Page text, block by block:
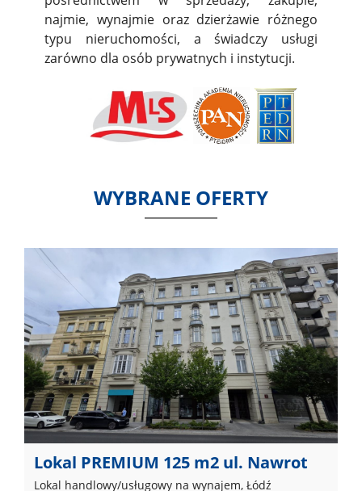
najmie, wynajmie oraz dzierżawie różnego
typu nieruchomości, a świadczy usługi
zarówno dla osób prywatnych i instytucji.
WYBRANE OFERTY
Lokal PREMIUM 125 m2 ul. Nawrot
Lokal handlowy/usługowy na wynajem, Łódź